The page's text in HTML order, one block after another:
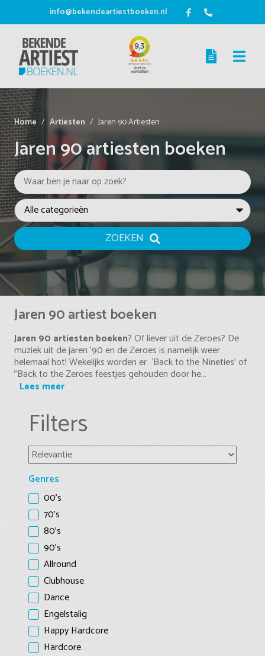
info@bekendeartiestboeken.nl
Home Artiesten Jaren 90 Artiesten
Jaren 90 artiesten boeken
ZOEKEN
Jaren 90 artiest boeken
Jaren 90 artiesten boeken? Of liever uit de Zeroes? De
muziek uit de jaren ’90 en de Zeroes is namelijk weer
helemaal hot! Wekelijks worden er ‘Back to the Nineties’ of
"Back to the Zeroes feestjes gehouden door he...
Lees meer
Filters
Genres
00's
70's
80's
90's
Allround
Clubhouse
Dance
Engelstalig
Happy Hardcore
Hardcore